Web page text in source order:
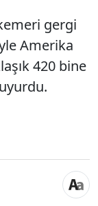
gergi
Amerika
420 bine